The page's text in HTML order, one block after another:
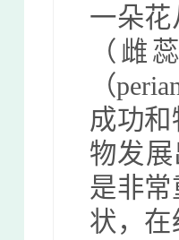
一朵
（雌
（
成功
物发
是非
状，